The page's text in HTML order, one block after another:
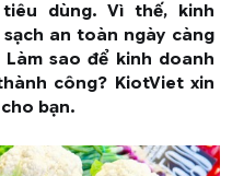
dùng. Vì thế, kinh
an toàn ngày càng
sao để kinh doanh
công? KiotViet xin
bạn.